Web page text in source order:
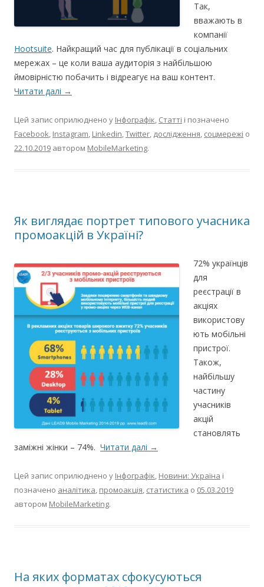
Так,
вважають в
компанії
Hootsuite. Найкращий час для публікації в соціальних
мережах – це коли ваша аудиторія з найбільшою
ймовірністю побачить і відреагує на ваш контент.
Читати далі →
Цей запис оприлюднено у Інфографік, Статті і позначено
Facebook, Instagram, Linkedin,Twitter, дослідження, соцмережі о
22.10.2019 автором MobileMarketing.
Як виглядає портрет типового учасника
промоакцій в Україні?
72% українців
для
реєстрації в
акціях
використову
ють мобільні
пристрої.
Також,
найбільшу
частину
учасників
акцій
становлять
заміжні жінки – 74%. Читати далі →
Цей запис оприлюднено у Інфографік, Новини: Україна і
позначено аналітика, промоакція, статистика о 05.03.2019
автором MobileMarketing.
На яких форматах сфокусуються